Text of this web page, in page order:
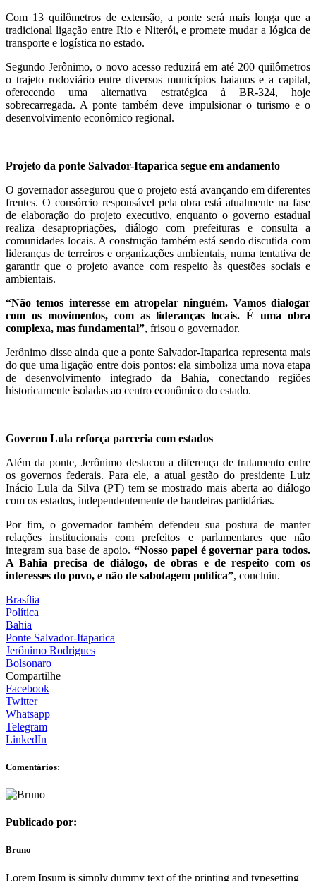
Com 13 quilômetros de extensão, a ponte será mais longa que a
tradicional ligação entre Rio e Niterói, e promete mudar a lógica de
transporte e logística no estado.
Segundo Jerônimo, o novo acesso reduzirá em até 200 quilômetros
o trajeto rodoviário entre diversos municípios baianos e a capital,
oferecendo uma alternativa estratégica à BR-324, hoje
sobrecarregada. A ponte também deve impulsionar o turismo e o
desenvolvimento econômico regional.
Projeto da ponte Salvador-Itaparica segue em andamento
O governador assegurou que o projeto está avançando em diferentes
frentes. O consórcio responsável pela obra está atualmente na fase
de elaboração do projeto executivo, enquanto o governo estadual
realiza desapropriações, diálogo com prefeituras e consulta a
comunidades locais. A construção também está sendo discutida com
lideranças de terreiros e organizações ambientais, numa tentativa de
garantir que o projeto avance com respeito às questões sociais e
ambientais.
“Não temos interesse em atropelar ninguém. Vamos dialogar
com os movimentos, com as lideranças locais. É uma obra
complexa, mas fundamental”, frisou o governador.
Jerônimo disse ainda que a ponte Salvador-Itaparica representa mais
do que uma ligação entre dois pontos: ela simboliza uma nova etapa
de desenvolvimento integrado da Bahia, conectando regiões
historicamente isoladas ao centro econômico do estado.
Governo Lula reforça parceria com estados
Além da ponte, Jerônimo destacou a diferença de tratamento entre
os governos federais. Para ele, a atual gestão do presidente Luiz
Inácio Lula da Silva (PT) tem se mostrado mais aberta ao diálogo
com os estados, independentemente de bandeiras partidárias.
Por fim, o governador também defendeu sua postura de manter
relações institucionais com prefeitos e parlamentares que não
integram sua base de apoio. “Nosso papel é governar para todos.
A Bahia precisa de diálogo, de obras e de respeito com os
interesses do povo, e não de sabotagem política”, concluiu.
Brasília
Política
Bahia
Ponte Salvador-Itaparica
Jerônimo Rodrigues
Bolsonaro
Compartilhe
Facebook
Twitter
Whatsapp
Telegram
LinkedIn
Comentários:
Publicado por:
Bruno
Lorem Ipsum is simply dummy text of the printing and typesetting